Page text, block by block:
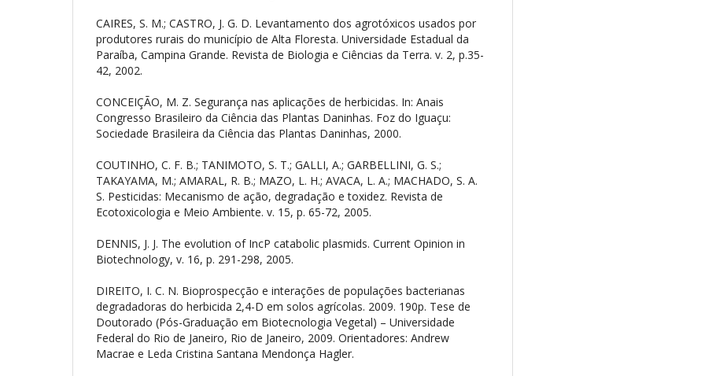
CAIRES, S. M.; CASTRO, J. G. D. Levantamento dos agrotóxicos usados por
produtores rurais do município de Alta Floresta. Universidade Estadual da
Paraíba, Campina Grande. Revista de Biologia e Ciências da Terra. v. 2, p.35-
42, 2002.
CONCEIÇÃO, M. Z. Segurança nas aplicações de herbicidas. In: Anais
Congresso Brasileiro da Ciência das Plantas Daninhas. Foz do Iguaçu:
Sociedade Brasileira da Ciência das Plantas Daninhas, 2000.
COUTINHO, C. F. B.; TANIMOTO, S. T.; GALLI, A.; GARBELLINI, G. S.;
TAKAYAMA, M.; AMARAL, R. B.; MAZO, L. H.; AVACA, L. A.; MACHADO, S. A.
S. Pesticidas: Mecanismo de ação, degradação e toxidez. Revista de
Ecotoxicologia e Meio Ambiente. v. 15, p. 65-72, 2005.
DENNIS, J. J. The evolution of IncP catabolic plasmids. Current Opinion in
Biotechnology, v. 16, p. 291-298, 2005.
DIREITO, I. C. N. Bioprospecção e interações de populações bacterianas
degradadoras do herbicida 2,4-D em solos agrícolas. 2009. 190p. Tese de
Doutorado (Pós-Graduação em Biotecnologia Vegetal) – Universidade
Federal do Rio de Janeiro, Rio de Janeiro, 2009. Orientadores: Andrew
Macrae e Leda Cristina Santana Mendonça Hagler.